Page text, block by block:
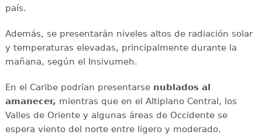
país.
Además, se presentarán niveles altos de radiación solar
y temperaturas elevadas, principalmente durante la
mañana, según el Insivumeh.
En el Caribe podrían presentarse nublados al
amanecer, mientras que en el Altiplano Central, los
Valles de Oriente y algunas áreas de Occidente se
espera viento del norte entre ligero y moderado.